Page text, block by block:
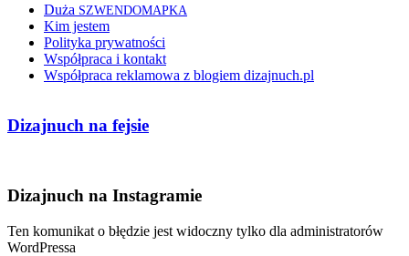
Duża SZWENDOMAPKA
Kim jestem
Polityka prywatności
Współpraca i kontakt
Współpraca reklamowa z blogiem dizajnuch.pl
Dizajnuch na fejsie
Dizajnuch na Instagramie
Ten komunikat o błędzie jest widoczny tylko dla administratorów
WordPressa